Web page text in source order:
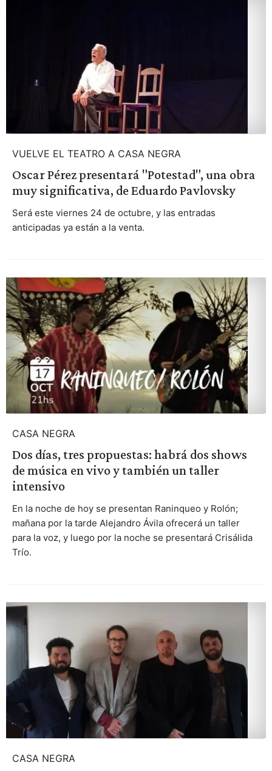
VUELVE EL TEATRO A CASA NEGRA
Oscar Pérez presentará "Potestad", una obra
muy significativa, de Eduardo Pavlovsky
Será este viernes 24 de octubre, y las entradas
anticipadas ya están a la venta.
CASA NEGRA
Dos días, tres propuestas: habrá dos shows
de música en vivo y también un taller
intensivo
En la noche de hoy se presentan Raninqueo y Rolón;
mañana por la tarde Alejandro Ávila ofrecerá un taller
para la voz, y luego por la noche se presentará Crisálida
Trío.
CASA NEGRA